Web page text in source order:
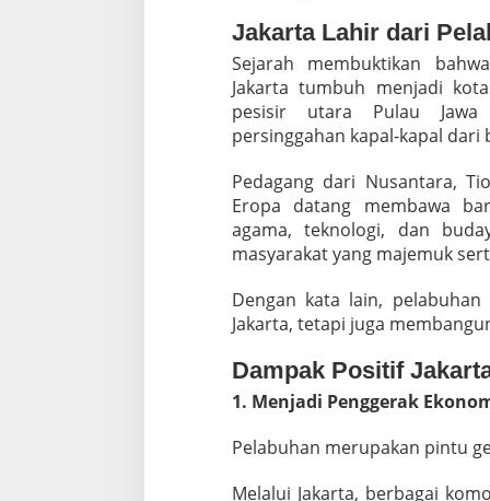
Jakarta Lahir dari
Sejarah membuktikan
Jakarta tumbuh menjadi
pesisir utara Pulau
persinggahan kapal-kapal
Pedagang dari Nusantara,
Eropa datang membawa
agama, teknologi, dan
masyarakat yang majemuk
Dengan kata lain,
Jakarta, tetapi juga
Dampak Positif
1. Menjadi Penggerak
Pelabuhan merupakan pintu
Melalui Jakarta, berbagai